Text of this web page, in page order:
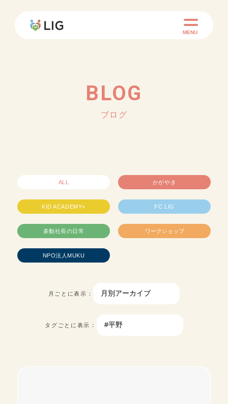
MENU
BLOG
ブログ
ALL かがやき
KID ACADEMY+ FC.LIG
多動社長の日常 ワークショップ
NPO法人MUKU
月ごとに表示：
タグごとに表示：